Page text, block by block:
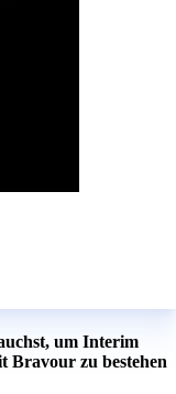
um Interim
Bravour zu bestehen